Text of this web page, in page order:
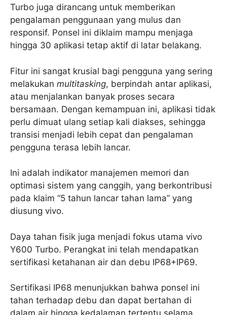
Turbo juga dirancang untuk memberikan
pengalaman penggunaan yang mulus dan
responsif. Ponsel ini diklaim mampu menjaga
hingga 30 aplikasi tetap aktif di latar belakang.
Fitur ini sangat krusial bagi pengguna yang sering
melakukan multitasking, berpindah antar aplikasi,
atau menjalankan banyak proses secara
bersamaan. Dengan kemampuan ini, aplikasi tidak
perlu dimuat ulang setiap kali diakses, sehingga
transisi menjadi lebih cepat dan pengalaman
pengguna terasa lebih lancar.
Ini adalah indikator manajemen memori dan
optimasi sistem yang canggih, yang berkontribusi
pada klaim “5 tahun lancar tahan lama” yang
diusung vivo.
Daya tahan fisik juga menjadi fokus utama vivo
Y600 Turbo. Perangkat ini telah mendapatkan
sertifikasi ketahanan air dan debu IP68+IP69.
Sertifikasi IP68 menunjukkan bahwa ponsel ini
tahan terhadap debu dan dapat bertahan di
dalam air hingga kedalaman tertentu selama